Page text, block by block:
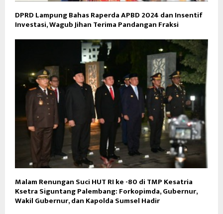
DPRD Lampung Bahas Raperda APBD 2024 dan Insentif
Investasi, Wagub Jihan Terima Pandangan Fraksi
Malam Renungan Suci HUT RI ke -80 di TMP Kesatria
Ksetra Siguntang Palembang: Forkopimda, Gubernur,
Wakil Gubernur, dan Kapolda Sumsel Hadir